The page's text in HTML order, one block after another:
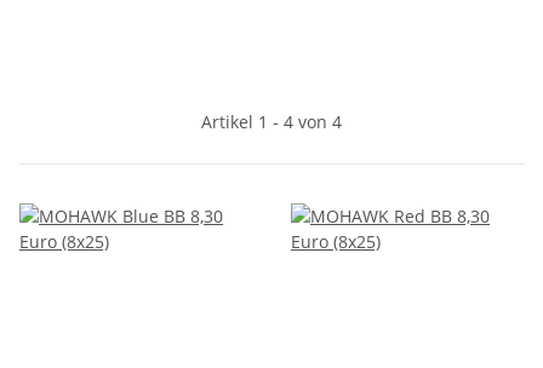
Artikel 1 - 4 von 4